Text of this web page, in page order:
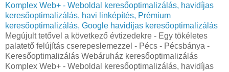
Komplex Web+ - Weboldal keresőoptimalizálás, havidíjas
keresőoptimalizálás, havi linképítés, Prémium
keresőoptimalizálás, Google havidíjas keresőoptimalizálás
Megújult tetővel a következő évtizedekre - Egy tökéletes
palatető felújítás cserepeslemezzel - Pécs - Pécsbánya -
Keresőoptimalizálás Webáruház keresőoptimalizálás
Komplex Web+ - Weboldal keresőoptimalizálás, havidíjas